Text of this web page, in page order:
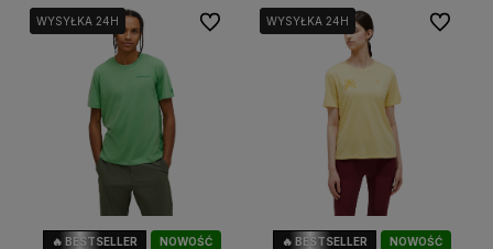
NOWOŚĆ
🔥 BESTSELLER
WYSYŁKA 24H
WYSYŁKA 24H
WYSYŁKA 24H
WYSYŁKA 24H Do ulubionych
NOWOŚĆ
🔥 BESTSELLER
WYSYŁKA 24H
WYSYŁKA 24H
WYSYŁKA 24H
WYSYŁKA 24H Do